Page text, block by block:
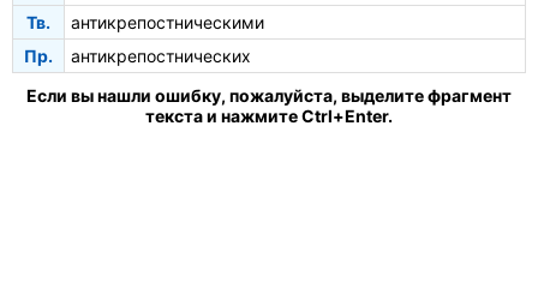
Тв.
антикрепостническими
Пр.
антикрепостнических
Если вы нашли ошибку, пожалуйста, выделите фрагмент
текста и нажмите Ctrl+Enter.